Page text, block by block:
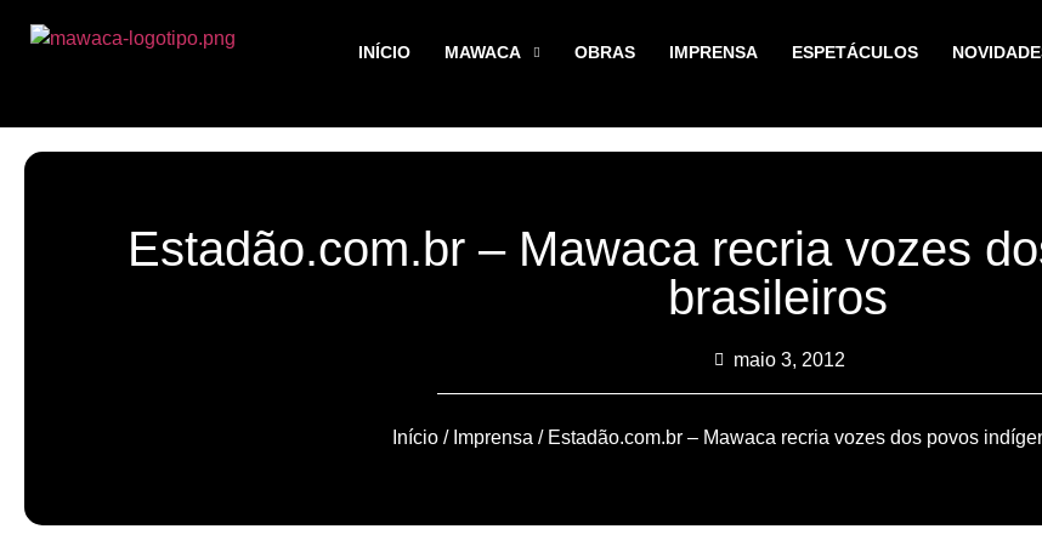
INÍCIO MAWACA OBRAS IMPRENSA ESPETÁCULOS
Estadão.com.br – Mawaca recria vozes
brasileiros
maio 3, 2012
Início/ Imprensa / Estadão.com.br – Mawaca recria vozes dos povos